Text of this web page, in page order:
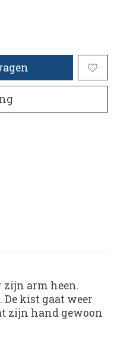
zijn arm heen.
kist gaat weer
zijn hand gewoon